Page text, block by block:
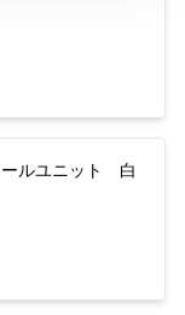
ルユニット 白